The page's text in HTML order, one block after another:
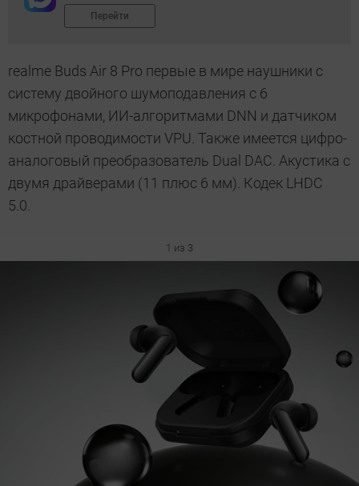
Перейти
realme Buds Air 8 Pro первые в мире наушники с
систему двойного шумоподавления с 6
микрофонами, ИИ-алгоритмами DNN и датчиком
костной проводимости VPU. Также имеется цифро-
аналоговый преобразователь Dual DAC. Акустика с
двумя драйверами (11 плюс 6 мм). Кодек LHDC
5.0.
1 из 3